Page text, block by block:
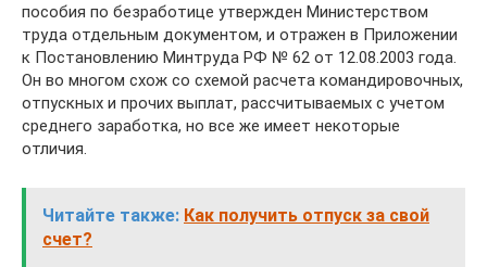
пособия по безработице утвержден Министерством
труда отдельным документом, и отражен в Приложении
к Постановлению Минтруда РФ № 62 от 12.08.2003 года.
Он во многом схож со схемой расчета командировочных,
отпускных и прочих выплат, рассчитываемых с учетом
среднего заработка, но все же имеет некоторые
отличия.
Читайте также: Как получить отпуск за свой
счет?